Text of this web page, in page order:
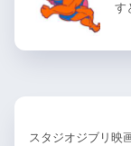
す
スタジオジブリ映